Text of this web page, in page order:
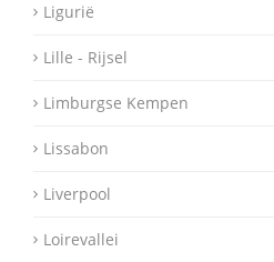
Ligurië
Lille - Rijsel
Limburgse Kempen
Lissabon
Liverpool
Loirevallei